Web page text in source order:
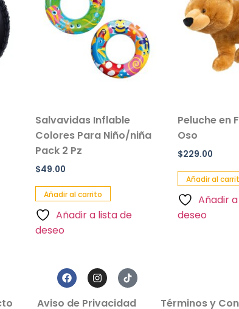
Salvavidas Inflable
Colores Para Niño/niña
Pack 2 Pz
$49.00
Añadir al carrito
Añadir a lista de
deseo
Peluche en
Oso
$229.00
Añadir al
Añadir
deseo
Aviso de Privacidad Términos y